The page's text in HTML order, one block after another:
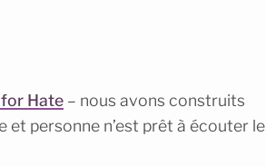
Hate – nous avons construits
personne n’est prêt à écouter le